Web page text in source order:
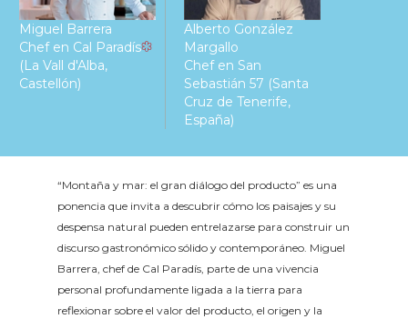
Miguel Barrera
Chef en Cal Paradís
(La Vall d'Alba,
Castellón)
Alberto González
Margallo
Chef en San
Sebastián 57 (Santa
Cruz de Tenerife,
España)
“Montaña y mar: el gran diálogo del producto” es una
ponencia que invita a descubrir cómo los paisajes y su
despensa natural pueden entrelazarse para construir un
discurso gastronómico sólido y contemporáneo. Miguel
Barrera, chef de Cal Paradís, parte de una vivencia
personal profundamente ligada a la tierra para
reflexionar sobre el valor del producto, el origen y la